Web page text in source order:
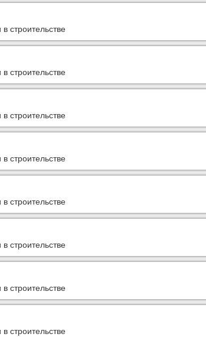
строительстве
строительстве
строительстве
строительстве
строительстве
строительстве
строительстве
строительстве